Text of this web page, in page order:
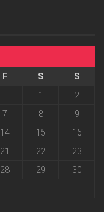
F S
S
1
2
7 8
9
14 15
16
21 22
23
28 29
30